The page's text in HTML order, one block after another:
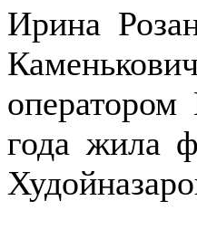
Ирина
года жила